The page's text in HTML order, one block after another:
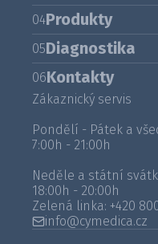
04Produkty
05Diagnostika
06Kontakty
Zákaznický servis
Pondělí - Pátek a
7:00h - 21:00h
Neděle a státní
18:00h - 20:00h
Zelená linka: +420
info@cymedica.cz